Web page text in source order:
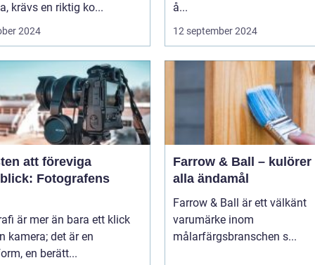
krävs en riktig ko...
2024
å...
12 september 2024
att föreviga
Fotografens
är mer än bara ett klick
kamera; det är en
en berätt...
Farrow & Ball – kulörer
alla ändamål
Farrow & Ball är ett välkänt
varumärke inom
målarfärgsbranschen s...